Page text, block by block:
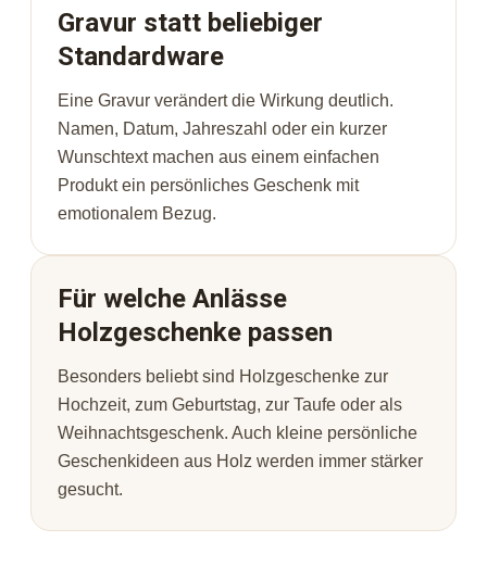
Gravur statt beliebiger
Standardware
Eine Gravur verändert die Wirkung deutlich.
Namen, Datum, Jahreszahl oder ein kurzer
Wunschtext machen aus einem einfachen
Produkt ein persönliches Geschenk mit
emotionalem Bezug.
Für welche Anlässe
Holzgeschenke passen
Besonders beliebt sind Holzgeschenke zur
Hochzeit, zum Geburtstag, zur Taufe oder als
Weihnachtsgeschenk. Auch kleine persönliche
Geschenkideen aus Holz werden immer stärker
gesucht.